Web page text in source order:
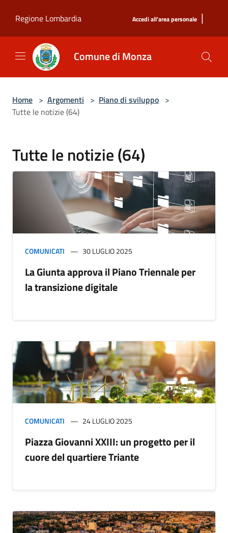
Regione Lombardia
Accedi all'area personale |
Comune di Monza
Home > Argomenti > Piano di sviluppo >
Tutte le notizie (64)
Tutte le notizie (64)
COMUNICATI 30 LUGLIO 2025
La Giunta approva il Piano Triennale per
la transizione digitale
COMUNICATI 24 LUGLIO 2025
Piazza Giovanni XXIII: un progetto per il
cuore del quartiere Triante